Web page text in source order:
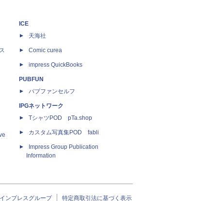
ICE
天海社
Comic curea
impress QuickBooks
PUBFUN
パブファンセルフ
IPGネットワーク
TシャツPOD pTa.shop
カスタム写真集POD fabli
Impress Group Publication
Information
インプレスグループ 特定商取引法に基づく表示